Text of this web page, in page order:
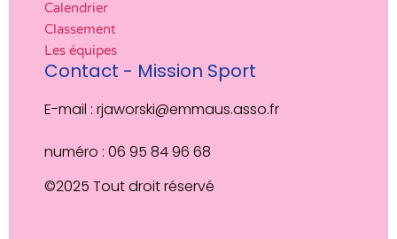
Calendrier
Classement
Les équipes
Contact - Mission Sport
E-mail : rjaworski@emmaus.asso.fr
numéro : 06 95 84 96 68
©2025 Tout droit réservé